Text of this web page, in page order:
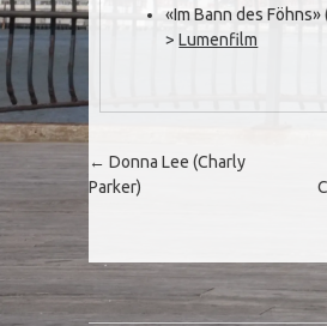
«Im Bann des Föhns»
>Lumenfilm
Post navigation
← Donna Lee (Charly
Parker)